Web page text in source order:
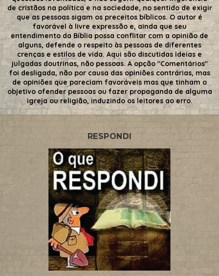
de cristãos na política e na sociedade, no sentido de exigir
que as pessoas sigam os preceitos bíblicos. O autor é
favorável à livre expressão e, ainda que seu
entendimento da Bíblia possa conflitar com a opinião de
alguns, defende o respeito às pessoas de diferentes
crenças e estilos de vida. Aqui são discutidas ideias e
julgadas doutrinas, não pessoas. A opção "Comentários"
foi desligada, não por causa das opiniões contrárias, mas
de opiniões que pareciam favoráveis mas que tinham o
objetivo ofender pessoas ou fazer propaganda de alguma
igreja ou religião, induzindo os leitores ao erro.
RESPONDI